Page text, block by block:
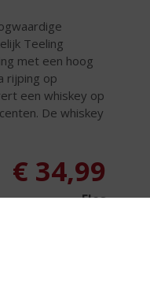
Teeling
met een hoog
rijping op
een whiskey op
De whiskey
€ 34,99
Fles